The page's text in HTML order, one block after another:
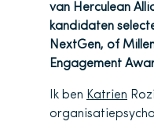
van Herculean
kandidaten
NextGen, of
Engagement
Ik ben Katrien